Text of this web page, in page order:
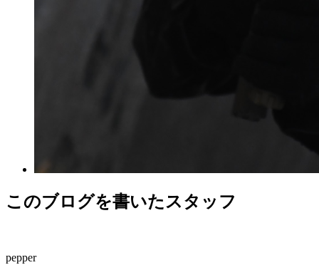
このブログを書いたスタッフ
pepper